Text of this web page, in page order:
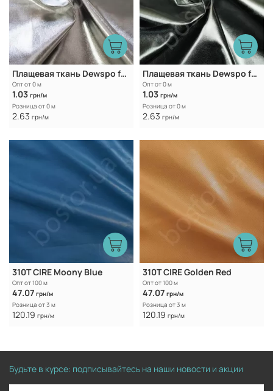
Плащевая ткань Dewspo foil WR Light silver
Опт от 0 м
1.03 грн/м
Розница от 0 м
2.63 грн/м
Плащевая ткань Dewspo foil WR Dark silver
Опт от 0 м
1.03 грн/м
Розница от 0 м
2.63 грн/м
310T CIRE Moony Blue
Опт от 100 м
47.07 грн/м
Розница от 3 м
120.19 грн/м
310T CIRE Golden Red
Опт от 100 м
47.07 грн/м
Розница от 3 м
120.19 грн/м
Будьте в курсе: подписывайтесь на наши новости и акции